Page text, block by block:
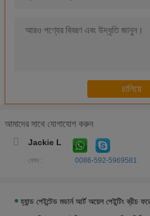
আমাদের সাথে যোগাযোগ করুন
Jackie L
ফোন : 0086-592-5969581
হস্তনির্মিত মডার্ন আর্ট অয়েল পেইন্টিং / কফি
পাতলা প্লাস্টিকের স্তর দিয়ে আচ্ছাদিত বিমূর্ত
আলংকারিক সিনারি টাস্কানি পেইন্টিং এক্রাইলিক
হ্যান্ড পেইন্টেড স্প্যানিশ অয়েল পেইন্টিং / ফিমেল
100% হস্তনির্মিত আধুনিক শিল্প তেল পেইন্টিং
কাস্টম তেল পেইন্টিং আধুনিক বিমূর্ত শিল্প
হ্যান্ড পেইন্টেড মডার্ন আর্ট অয়েল পেইন্টিং ব্রীচ